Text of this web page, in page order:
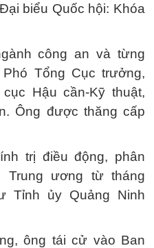
biểu Quốc hội: Khóa
công an và từng
Tổng Cục trưởng,
Hậu cần-Kỹ thuật,
Ông được thăng cấp
trị điều động, phân
ương từ tháng
Tỉnh ủy Quảng Ninh
ông tái cử vào Ban